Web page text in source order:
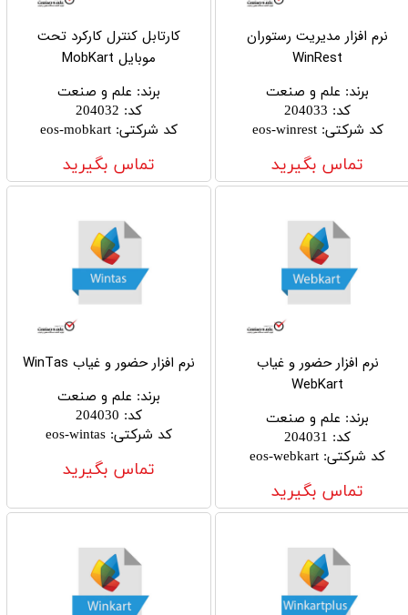
نرم افزار مدیریت رستوران
WinRest
برند: علم و صنعت
کد:
204033
کد شرکتی:
eos-winrest
تماس بگیرید
کارتابل کنترل کارکرد تحت
موبایل MobKart
برند: علم و صنعت
کد:
204032
کد شرکتی:
eos-mobkart
تماس بگیرید
نرم افزار حضور و غیاب
WebKart
برند: علم و صنعت
کد:
204031
کد شرکتی:
eos-webkart
تماس بگیرید
نرم افزار حضور و غیاب WinTas
برند: علم و صنعت
کد:
204030
کد شرکتی:
eos-wintas
تماس بگیرید